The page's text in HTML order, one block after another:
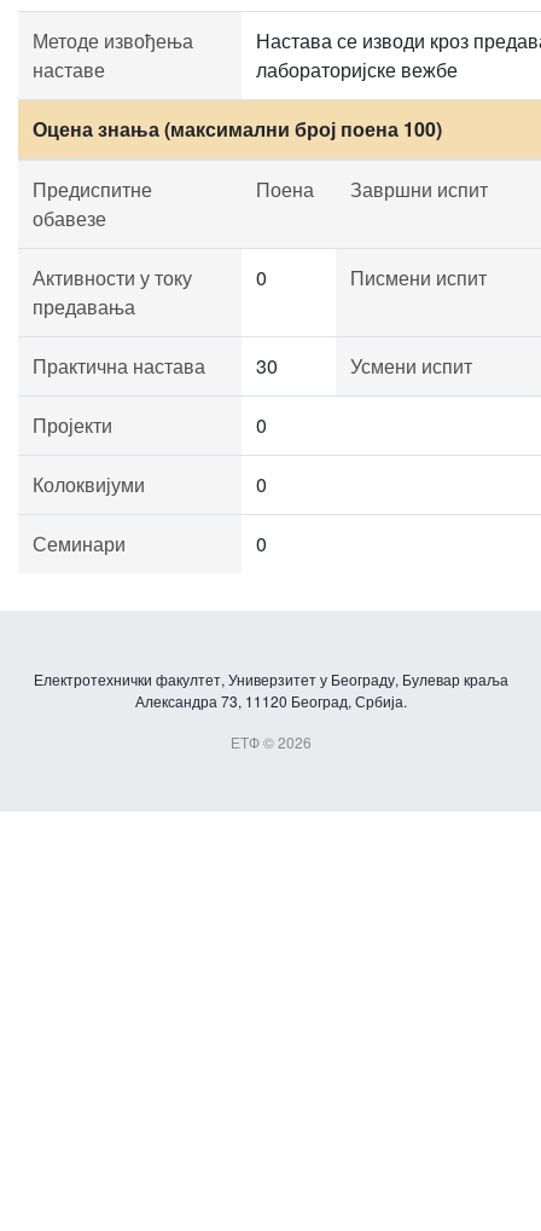
Методе извођења
наставе
Настава се изводи кроз
лабораторијске вежбе
Оцена знања (максимални број поена 100)
Предиспитне
обавезе
Поена Завршни испит
Активности у току
предавања
0 Писмени испит
Практична настава 30 Усмени испит
Пројекти 0
Колоквијуми 0
Семинари 0
Електротехнички факултет, Универзитет у Београду, Булевар краља
Александра 73, 11120 Београд, Србија.
ЕТФ © 2026